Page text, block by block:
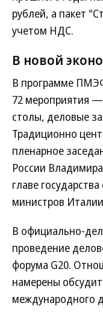
рублей, а пакет
учетом НДС.
В новой
В программе
72 мероприятия
столы, деловые
Традиционно
пленарное
России
главе
министров
В официально-
проведение
форума G20.
намерены
международного